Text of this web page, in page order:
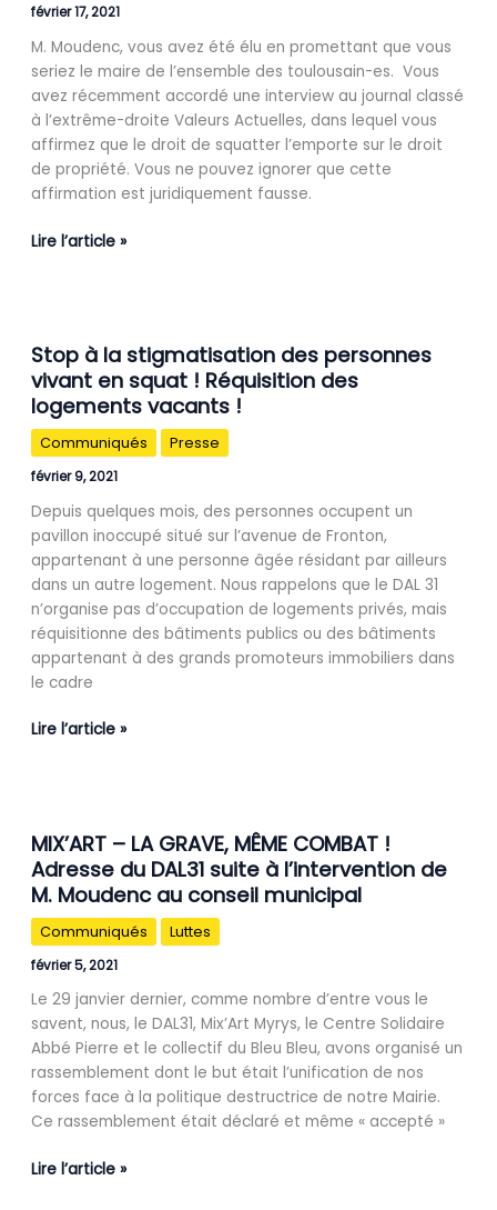
février 17, 2021
M. Moudenc, vous avez été élu en promettant que vous
seriez le maire de l’ensemble des toulousain-es. Vous
avez récemment accordé une interview au journal classé
à l’extrême-droite Valeurs Actuelles, dans lequel vous
affirmez que le droit de squatter l’emporte sur le droit
de propriété. Vous ne pouvez ignorer que cette
affirmation est juridiquement fausse.
logement
au
stigmatiser
les
associations
d’aides
sans-
e-
s
!
Lire l’article »
Stop à la stigmatisation des personnes
vivant en squat ! Réquisition des
logements vacants !
Communiqués Presse
février 9, 2021
Depuis quelques mois, des personnes occupent un
pavillon inoccupé situé sur l’avenue de Fronton,
appartenant à une personne âgée résidant par ailleurs
dans un autre logement. Nous rappelons que le DAL 31
n’organise pas d’occupation de logements privés, mais
réquisitionne des bâtiments publics ou des bâtiments
appartenant à des grands promoteurs immobiliers dans
le cadre
à
la
stigmatisation
des
personnes
vivant
en
squat
!
Réquisition
des
logements
vacants
!
Lire l’article »
MIX’ART – LA GRAVE, MÊME COMBAT !
Adresse du DAL31 suite à l’intervention de
M. Moudenc au conseil municipal
Communiqués Luttes
février 5, 2021
Le 29 janvier dernier, comme nombre d’entre vous le
savent, nous, le DAL31, Mix’Art Myrys, le Centre Solidaire
Abbé Pierre et le collectif du Bleu Bleu, avons organisé un
rassemblement dont le but était l’unification de nos
forces face à la politique destructrice de notre Mairie.
Ce rassemblement était déclaré et même « accepté »
–
LA
GRAVE,
MÊME
COMBAT
!
Adresse
DAL31
à
l’intervention
M.
Lire l’article »